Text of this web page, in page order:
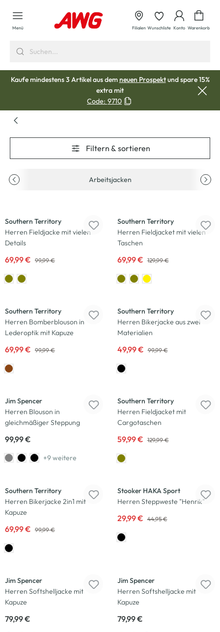
springen
Menü Filialen Wunschliste Konto Warenkorb
Kaufe mindestens 3 Artikel aus demneuen Prospektund spare 15%
extra mit
Code: 9710
Filtern & sortieren
Arbeitsjacken
Southern Territory
Herren Fieldjacke mit vielen
Details
69,99 € 99,99 €
Southern Territory
Herren Fieldjacket mit vielen
Taschen
69,99 € 129,99 €
Southern Territory
Herren Bomberblouson in
Lederoptik mit Kapuze
69,99 € 99,99 €
Southern Territory
Herren Bikerjacke aus zwei
Materialien
49,99 € 99,99 €
Jim Spencer
Herren Blouson in
gleichmäßiger Steppung
99,99 €
+9 weitere
Southern Territory
Herren Fieldjacket mit
Cargotaschen
59,99 € 129,99 €
Southern Territory
Herren Bikerjacke 2in1 mit
Kapuze
69,99 € 99,99 €
Stooker HAKA Sport
Herren Steppweste "Henrik"
29,99 € 44,95 €
Jim Spencer
Herren Softshelljacke mit
Kapuze
79,99 €
Jim Spencer
Herren Softshelljacke mit
Kapuze
79,99 €